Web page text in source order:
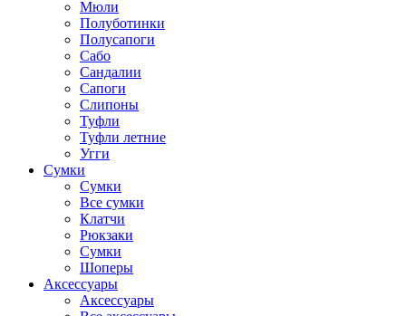
Мюли
Полуботинки
Полусапоги
Сабо
Сандалии
Сапоги
Слипоны
Туфли
Туфли летние
Угги
Сумки
Сумки
Все сумки
Клатчи
Рюкзаки
Сумки
Шоперы
Аксессуары
Аксессуары